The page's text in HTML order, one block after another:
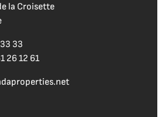
la Croisette
33
26 12 61